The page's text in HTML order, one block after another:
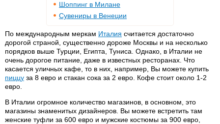
Шоппинг в Милане
Сувениры в Венеции
По международным меркам Италия считается достаточно
дорогой страной, существенно дороже Москвы и на несколько
порядков выше Турции, Египта, Туниса. Однако, в Италии не
очень дорогое питание, даже в известных ресторанах. Что
касается уличных кафе, то в них, например, Вы можете купить
пиццу за 8 евро и стакан сока за 2 евро. Кофе стоит около 1-2
евро.
В Италии огромное количество магазинов, в основном, это
магазины знаменитых дизайнеров. Вы можете встретить там
женские туфли за 600 евро и мужские костюмы за 900 евро,